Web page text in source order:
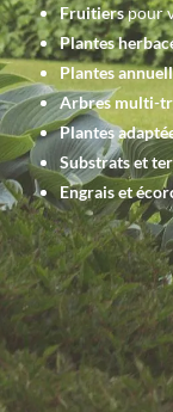
Fruitierspour
Plantes
Plantes
Arbres multi-
Plantes
Substrats et
Engrais et